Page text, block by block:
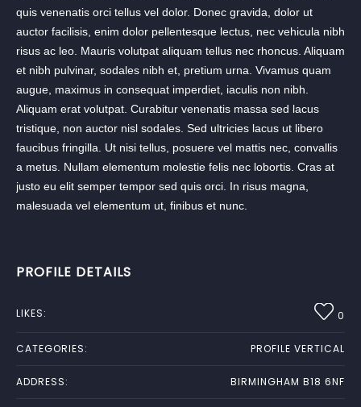
quis venenatis orci tellus vel dolor. Donec gravida, dolor ut
auctor facilisis, enim dolor pellentesque lectus, nec vehicula nibh
risus ac leo. Mauris volutpat aliquam tellus nec rhoncus. Aliquam
et nibh pulvinar, sodales nibh et, pretium urna. Vivamus quam
augue, maximus in consequat imperdiet, iaculis non nibh.
Aliquam erat volutpat. Curabitur venenatis massa sed lacus
tristique, non auctor nisl sodales. Sed ultricies lacus ut libero
faucibus fringilla. Ut nisi tellus, posuere vel mattis nec, convallis
a metus. Nullam elementum molestie felis nec lobortis. Cras at
justo eu elit semper tempor sed quis orci. In risus magna,
malesuada vel elementum ut, finibus et nunc.
PROFILE DETAILS
LIKES: 0
CATEGORIES: PROFILE VERTICAL
ADDRESS: BIRMINGHAM B18 6NF